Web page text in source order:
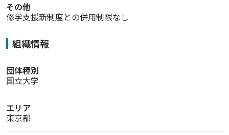
その他
修学支援新制度との併用制限なし
組織情報
団体種別
国立大学
エリア
東京都